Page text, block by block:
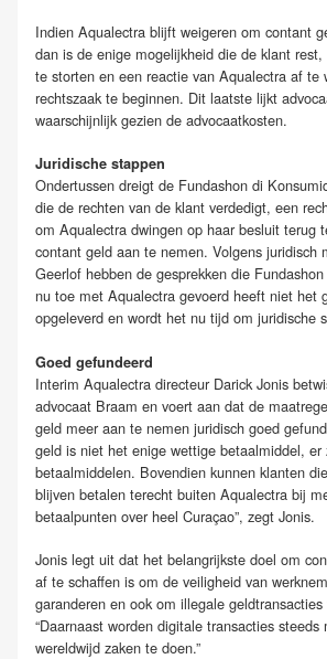
Indien Aqualectra blijft weigeren om contant
dan is de enige mogelijkheid die de klant
te storten en een reactie van Aqualectra af te
rechtszaak te beginnen. Dit laatste lijkt
waarschijnlijk gezien de advocaatkosten.
Juridische stappen
Ondertussen dreigt de Fundashon di
die de rechten van de klant verdedigt, een
om Aqualectra dwingen op haar besluit terug
contant geld aan te nemen. Volgens juridisch
Geerlof hebben de gesprekken die
nu toe met Aqualectra gevoerd heeft niet het
opgeleverd en wordt het nu tijd om juridische
Goed gefundeerd
Interim Aqualectra directeur Darick Jonis
advocaat Braam en voert aan dat de
geld meer aan te nemen juridisch goed
geld is niet het enige wettige betaalmiddel,
betaalmiddelen. Bovendien kunnen klanten
blijven betalen terecht buiten Aqualectra bij
betaalpunten over heel Curaçao”, zegt Jonis.
Jonis legt uit dat het belangrijkste doel om
af te schaffen is om de veiligheid van
garanderen en ook om illegale
“Daarnaast worden digitale transacties steeds
wereldwijd zaken te doen.”